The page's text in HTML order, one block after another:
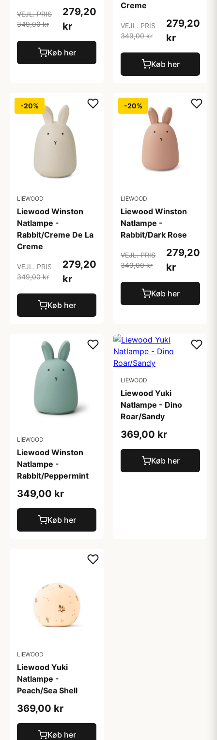
VEJL. PRIS
349,00 kr
279,20
kr
Køb her
Creme
VEJL. PRIS
349,00 kr
279,20
kr
Køb her
-20%
LIEWOOD
Liewood Winston
Natlampe -
Rabbit/Creme De La
Creme
VEJL. PRIS
349,00 kr
279,20
kr
Køb her
-20%
LIEWOOD
Liewood Winston
Natlampe -
Rabbit/Dark Rose
VEJL. PRIS
349,00 kr
279,20
kr
Køb her
LIEWOOD
Liewood Winston
Natlampe -
Rabbit/Peppermint
349,00 kr
Køb her
LIEWOOD
Liewood Yuki
Natlampe - Dino
Roar/Sandy
369,00 kr
Køb her
LIEWOOD
Liewood Yuki
Natlampe -
Peach/Sea Shell
369,00 kr
Køb her